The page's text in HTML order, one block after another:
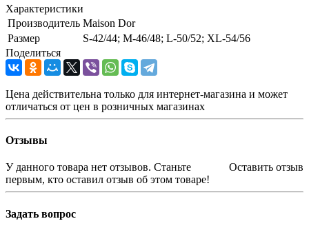
Характеристики
Производитель Maison Dor
Размер
S-42/44; M-46/48; L-50/52; XL-54/56
Поделиться
Цена действительна только для интернет-магазина и может
отличаться от цен в розничных магазинах
Отзывы
Оставить отзыв
У данного товара нет отзывов. Станьте
первым, кто оставил отзыв об этом товаре!
Задать вопрос